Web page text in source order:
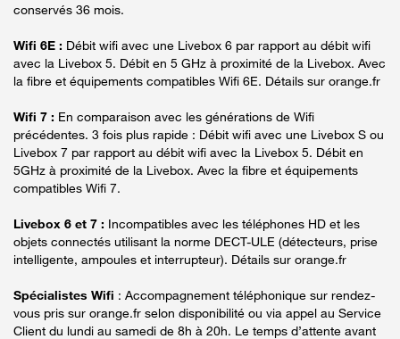
conservés 36 mois.
Wifi 6E : Débit wifi avec une Livebox 6 par rapport au débit wifi
avec la Livebox 5. Débit en 5 GHz à proximité de la Livebox. Avec
la fibre et équipements compatibles Wifi 6E. Détails sur orange.fr
Wifi 7 : En comparaison avec les générations de Wifi
précédentes. 3 fois plus rapide : Débit wifi avec une Livebox S ou
Livebox 7 par rapport au débit wifi avec la Livebox 5. Débit en
5GHz à proximité de la Livebox. Avec la fibre et équipements
compatibles Wifi 7.
Livebox 6 et 7 : Incompatibles avec les téléphones HD et les
objets connectés utilisant la norme DECT-ULE (détecteurs, prise
intelligente, ampoules et interrupteur). Détails sur orange.fr
Spécialistes Wifi : Accompagnement téléphonique sur rendez-
vous pris sur orange.fr selon disponibilité ou via appel au Service
Client du lundi au samedi de 8h à 20h. Le temps d’attente avant